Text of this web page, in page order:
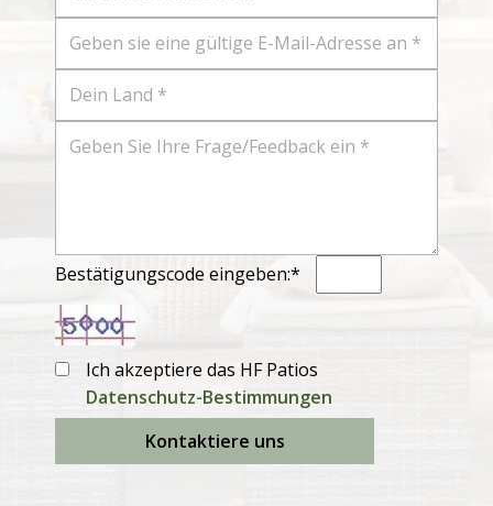
Bestätigungscode eingeben:*
Ich akzeptiere das HF Patios
Datenschutz-Bestimmungen
Kontaktiere uns